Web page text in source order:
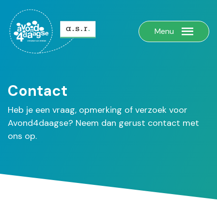
Menu
Contact
Heb je een vraag, opmerking of verzoek voor
Avond4daagse? Neem dan gerust contact met
ons op.